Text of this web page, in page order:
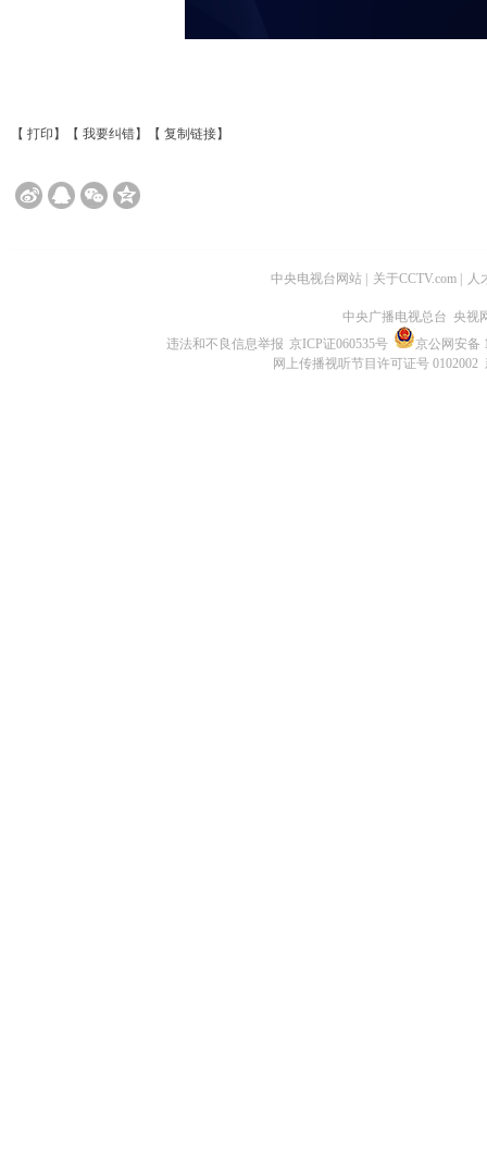
【 打印 】【 我要纠错】【 复制链接】
中央电视台网站 关于CCTV.com 人
中央广播电视总台 央视
违法和不良信息举报 京ICP证060535号
京公网安备
网上传播视听节目许可证号 0102002